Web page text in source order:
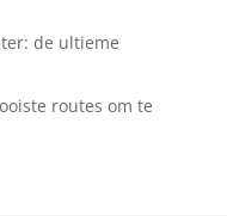
de ultieme
routes om te